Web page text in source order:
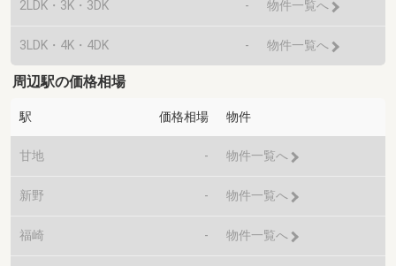
2LDK・3K・3DK - 物件一覧へ
3LDK・4K・4DK - 物件一覧へ
周辺駅の価格相場
駅 価格相場 物件
甘地 - 物件一覧へ
新野 - 物件一覧へ
福崎 - 物件一覧へ